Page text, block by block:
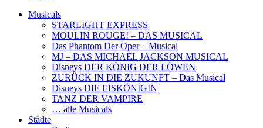
Musicals
STARLIGHT EXPRESS
MOULIN ROUGE! – DAS MUSICAL
Das Phantom Der Oper – Musical
MJ – DAS MICHAEL JACKSON MUSICAL
Disneys DER KÖNIG DER LÖWEN
ZURÜCK IN DIE ZUKUNFT – Das Musical
Disneys DIE EISKÖNIGIN
TANZ DER VAMPIRE
… alle Musicals
Städte